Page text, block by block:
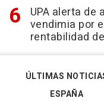
UPA alerta de
vendimia por
rentabilidad
ÚLTIMAS
ESPAÑA